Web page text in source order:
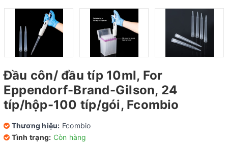
Đầu côn/ đầu típ 10ml, For
Eppendorf-Brand-Gilson, 24
típ/hộp-100 típ/gói, Fcombio
Thương hiệu: Fcombio
Tình trạng: Còn hàng